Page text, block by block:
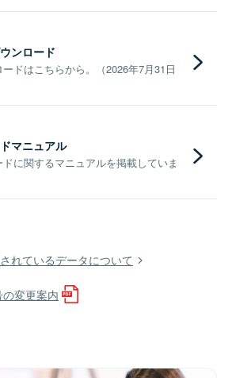
ンロード
ドはこちらから。（2026年7月31日
マニュアル
に関するマニュアルを掲載していま
れているデータについて
変更案内